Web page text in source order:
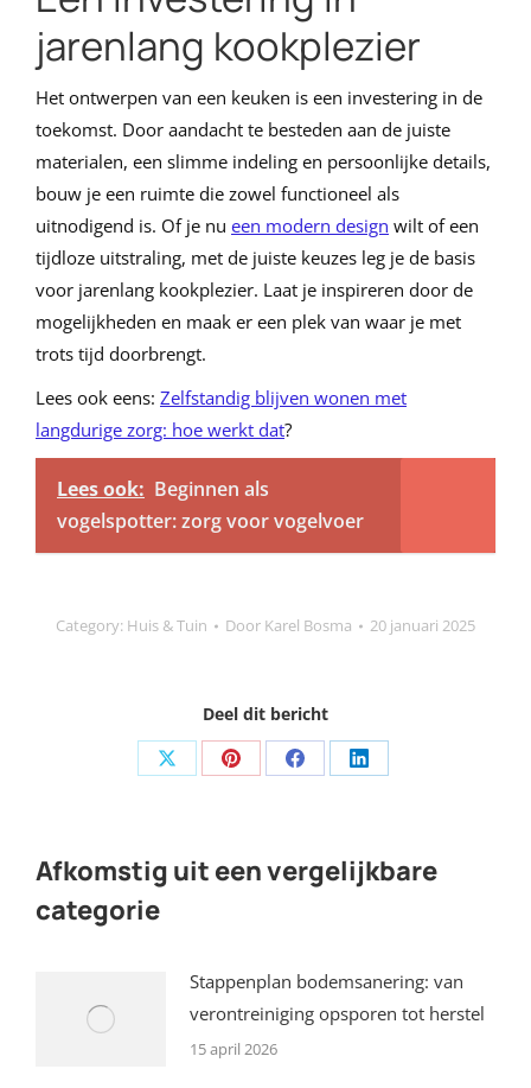
jarenlang kookplezier
Het ontwerpen van een keuken is een investering in de
toekomst. Door aandacht te besteden aan de juiste
materialen, een slimme indeling en persoonlijke details,
bouw je een ruimte die zowel functioneel als
uitnodigend is. Of je nu een modern design wilt of een
tijdloze uitstraling, met de juiste keuzes leg je de basis
voor jarenlang kookplezier. Laat je inspireren door de
mogelijkheden en maak er een plek van waar je met
trots tijd doorbrengt.
Lees ook eens: Zelfstandig blijven wonen met
langdurige zorg: hoe werkt dat?
Lees ook: Beginnen als
vogelspotter: zorg voor vogelvoer
Category: Huis & Tuin Door Karel Bosma 20 januari 2025
Deel dit bericht
Share Share Share Share
Afkomstig uit een vergelijkbare
categorie
Stappenplan bodemsanering: van
verontreiniging opsporen tot herstel
15 april 2026